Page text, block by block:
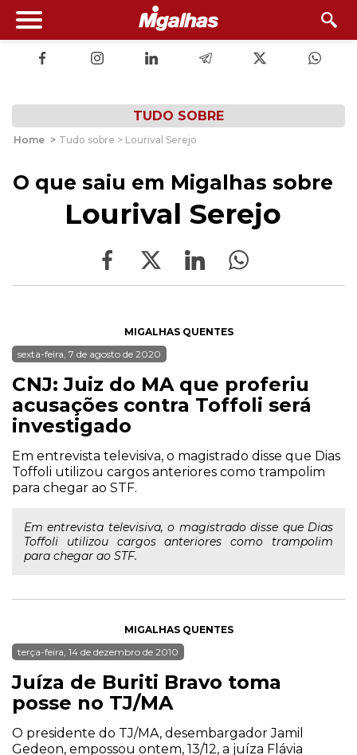
TUDO SOBRE
Home > Tudo sobre > Lourival Serejo
O que saiu em Migalhas sobre
Lourival Serejo
MIGALHAS QUENTES
sexta-feira, 7 de agosto de 2020
CNJ: Juiz do MA que proferiu
acusações contra Toffoli será
investigado
Em entrevista televisiva, o magistrado disse que Dias
Toffoli utilizou cargos anteriores como trampolim
para chegar ao STF.
Em entrevista televisiva, o magistrado disse que Dias
Toffoli utilizou cargos anteriores como trampolim
para chegar ao STF.
MIGALHAS QUENTES
terça-feira, 14 de dezembro de 2010
Juíza de Buriti Bravo toma
posse no TJ/MA
O presidente do TJ/MA, desembargador Jamil
Gedeon, empossou ontem, 13/12, a juíza Flávia